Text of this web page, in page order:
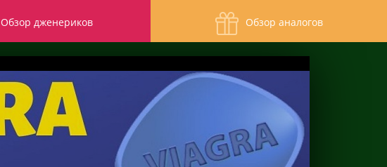
Обзор дженериков Обзор аналогов